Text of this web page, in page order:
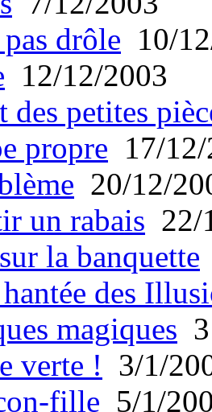
drôle 10/
12/12/2003
des petites
propre 17/
20/12/
un rabais 22/
la banquette
des
magiques
verte ! 3/1/
fille 5/1/